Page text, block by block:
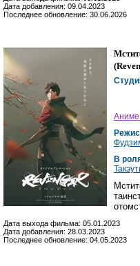
Дата добавления: 09.04.2023
Последнее обновление: 30.06.2026
(
В
Дата выхода фильма: 05.01.2023
Дата добавления: 28.03.2023
Последнее обновление: 04.05.2023